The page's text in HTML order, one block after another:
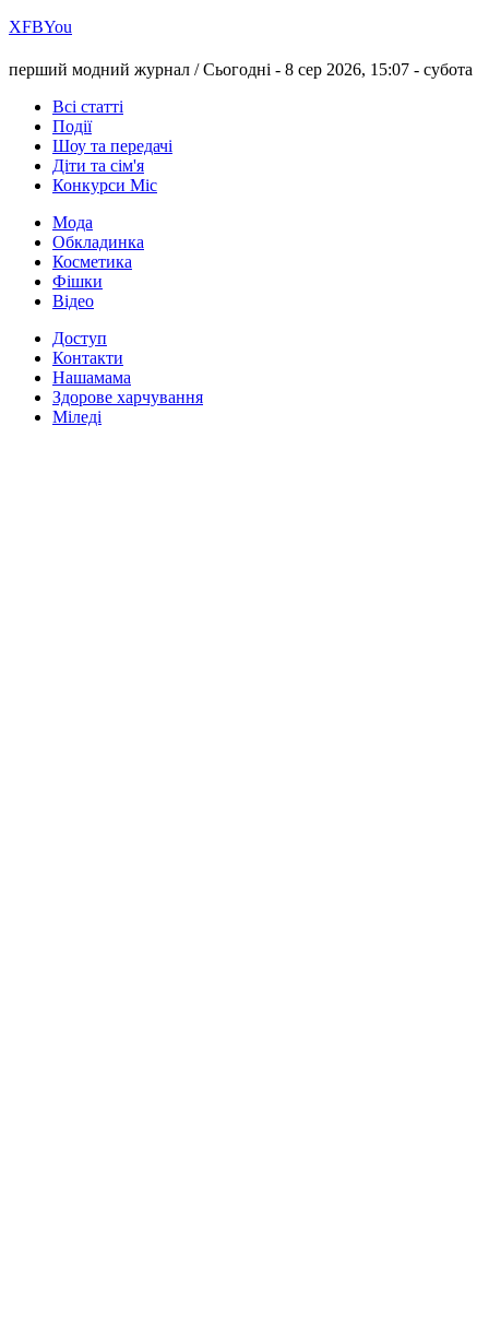
ХFBYou
перший модний журнал /Сьогодні - 8 сер 2026, 15:07 - субота
Всі статті
Події
Шоу та передачі
Діти та сім'я
Конкурси Міс
Мода
Обкладинка
Косметика
Фішки
Відео
Доступ
Контакти
Нашамама
Здорове харчування
Міледі